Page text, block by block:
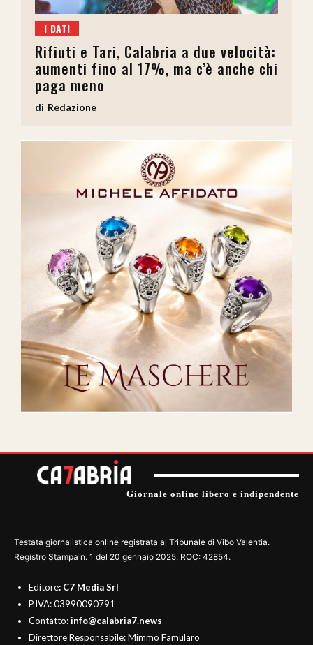
I DATI
Rifiuti e Tari, Calabria a due velocità:
aumenti fino al 17%, ma c’è anche chi
paga meno
Redazione
Giornale online libero e indipendente
Testata giornalistica online registrata al Tribunale di Vibo Valentia.
Registro Stampa n. 1 del 20 gennaio 2025. ROC: 42854.
Editore: C7 Media Srl
P.IVA: 03990090791
Contatto:info@calabria7.news
Direttore Responsabile: Mimmo Famularo